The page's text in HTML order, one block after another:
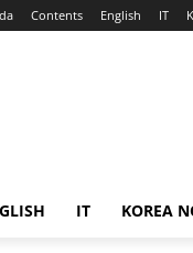
Contents English IT
IT KOREA